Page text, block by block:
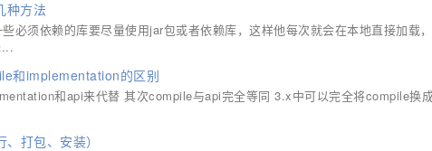
种方法
必须依赖的库要尽量使用jar包或者依赖库，这样他每次就会在本地直接加载
和implementation的区别
和api来代替 其次compile与api完全等同 3.x中可以完全将compile换
打包、安装）